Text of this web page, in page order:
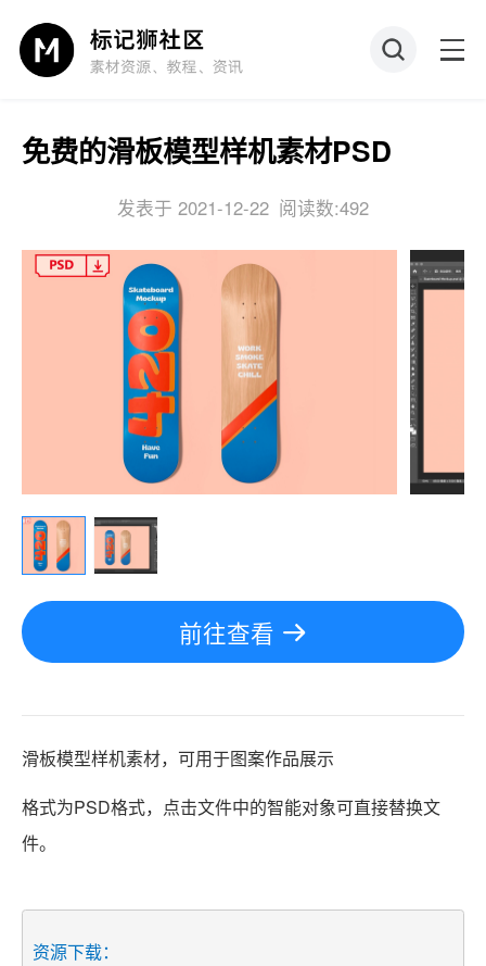
免费的滑板模型样机素材PSD
发表于 2021-12-22 阅读数:492
前往查看
滑板模型样机素材，可用于图案作品展示
格式为PSD格式，点击文件中的智能对象可直接替换文
件。
资源下载：